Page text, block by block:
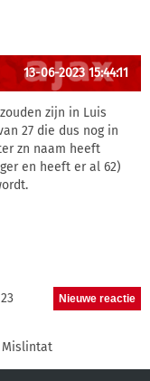
13-06-2023 15:44:11
zijn in Luis
27 die dus nog in
zn naam heeft
en heeft er al 62)
Mislintat